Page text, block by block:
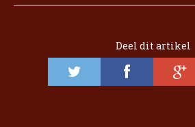
Deel dit artikel